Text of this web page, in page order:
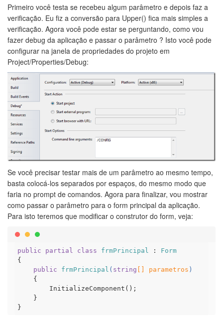
Primeiro você testa se recebeu algum parâmetro e depois faz a
verificação. Eu fiz a conversão para Upper() fica mais simples a
verificação. Agora você pode estar se perguntando, como vou
fazer debug da aplicação e passar o parâmetro ? Isto você pode
configurar na janela de propriedades do projeto em
Project/Properties/Debug:
Se você precisar testar mais de um parâmetro ao mesmo tempo,
basta colocá-los separados por espaços, do mesmo modo que
faria no prompt de comandos. Agora para finalizar, vou mostrar
como passar o parâmetro para o form principal da aplicação.
Para isto teremos que modificar o construtor do form, veja:
public partial class frmPrincipal : Form
{
public
frmPrincipal ( string [] parametros )
    {
        InitializeComponent();
    }